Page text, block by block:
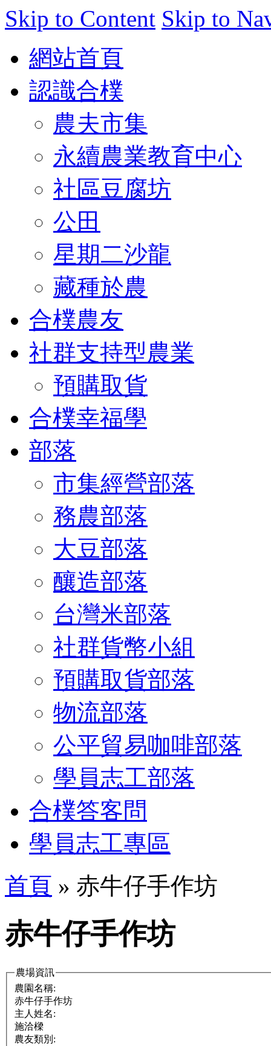
Skip to Content Skip to
網站首頁
認識合樸
農夫市集
永續農業教育中心
社區豆腐坊
公田
星期二沙龍
藏種於農
合樸農友
社群支持型農業
預購取貨
合樸幸福學
部落
市集經營部落
務農部落
大豆部落
釀造部落
台灣米部落
社群貨幣小組
預購取貨部落
物流部落
公平貿易咖啡部落
學員志工部落
合樸答客問
學員志工專區
首頁 » 赤牛仔手作坊
赤牛仔手作坊
農場資訊
農園名稱:
赤牛仔手作坊
主人姓名:
施洽樑
農友類別: